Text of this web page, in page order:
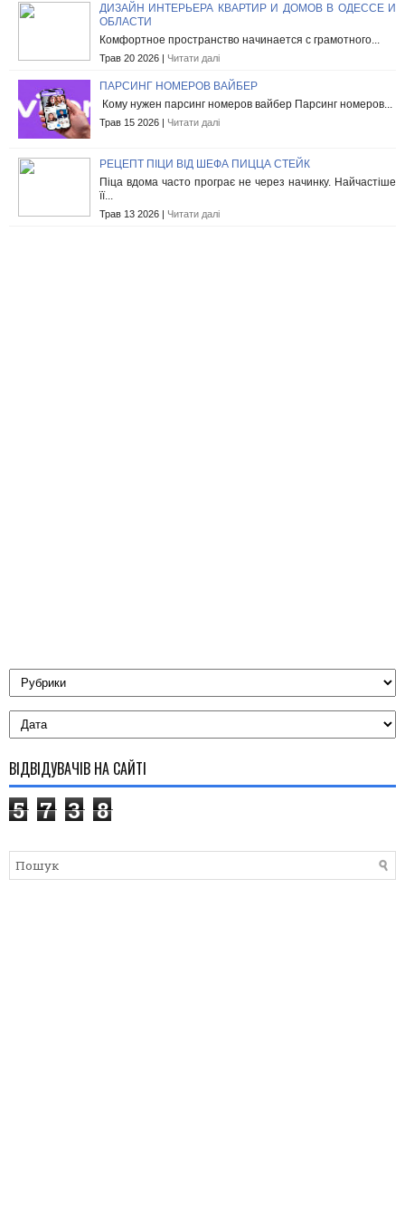
ДИЗАЙН ИНТЕРЬЕРА КВАРТИР И ДОМОВ В ОДЕССЕ И
ОБЛАСТИ
Комфортное пространство начинается с грамотного...
Трав 20 2026 | Читати далі
ПАРСИНГ НОМЕРОВ ВАЙБЕР
Кому нужен парсинг номеров вайбер Парсинг номеров...
Трав 15 2026 | Читати далі
РЕЦЕПТ ПІЦИ ВІД ШЕФА ПИЦЦА СТЕЙК
Піца вдома часто програє не через начинку. Найчастіше
її...
Трав 13 2026 | Читати далі
ВІДВІДУВАЧІВ НА САЙТІ
5 7 3 8